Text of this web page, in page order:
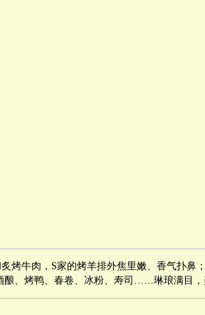
烤牛肉，S家的烤羊排外焦里嫩、香气扑鼻
酿、烤鸭、春卷、冰粉、寿司……琳琅满目